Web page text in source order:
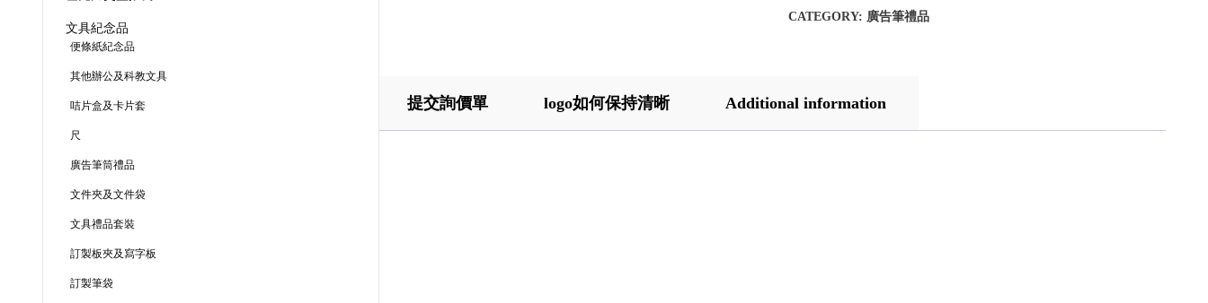
CATEGORY: 廣告筆禮品
提交詢價單 logo如何保持清晰 Additional information
文具紀念品
便條紙紀念品
其他辦公及科教文具
咭片盒及卡片套
尺
廣告筆筒禮品
文件夾及文件袋
文具禮品套裝
訂製板夾及寫字板
訂製筆袋